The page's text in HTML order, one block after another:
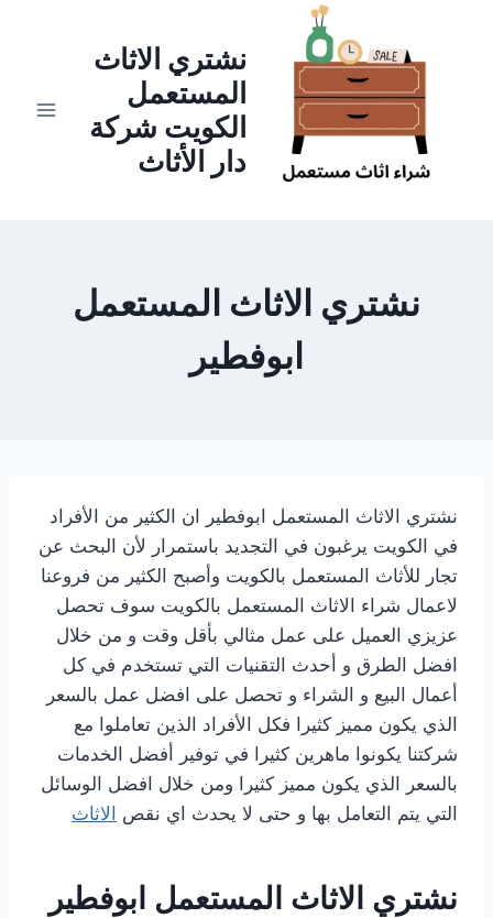
نشتري الاثاث
المستعمل
الكويت شركة
دار الأثاث
نشتري الاثاث المستعمل
ابوفطير
نشتري الاثاث المستعمل ابوفطير ان الكثير من الأفراد
في الكويت يرغبون في التجديد باستمرار لأن البحث عن
تجار للأثاث المستعمل بالكويت وأصبح الكثير من فروعنا
لاعمال شراء الاثاث المستعمل بالكويت سوف تحصل
عزيزي العميل على عمل مثالي بأقل وقت و من خلال
افضل الطرق و أحدث التقنيات التي تستخدم في كل
أعمال البيع و الشراء و تحصل على افضل عمل بالسعر
الذي يكون مميز كثيرا فكل الأفراد الذين تعاملوا مع
شركتنا يكونوا ماهرين كثيرا في توفير أفضل الخدمات
بالسعر الذي يكون مميز كثيرا ومن خلال افضل الوسائل
التي يتم التعامل بها و حتى لا يحدث اي نقص
الاثاث
نشتري الاثاث المستعمل ابوفطير